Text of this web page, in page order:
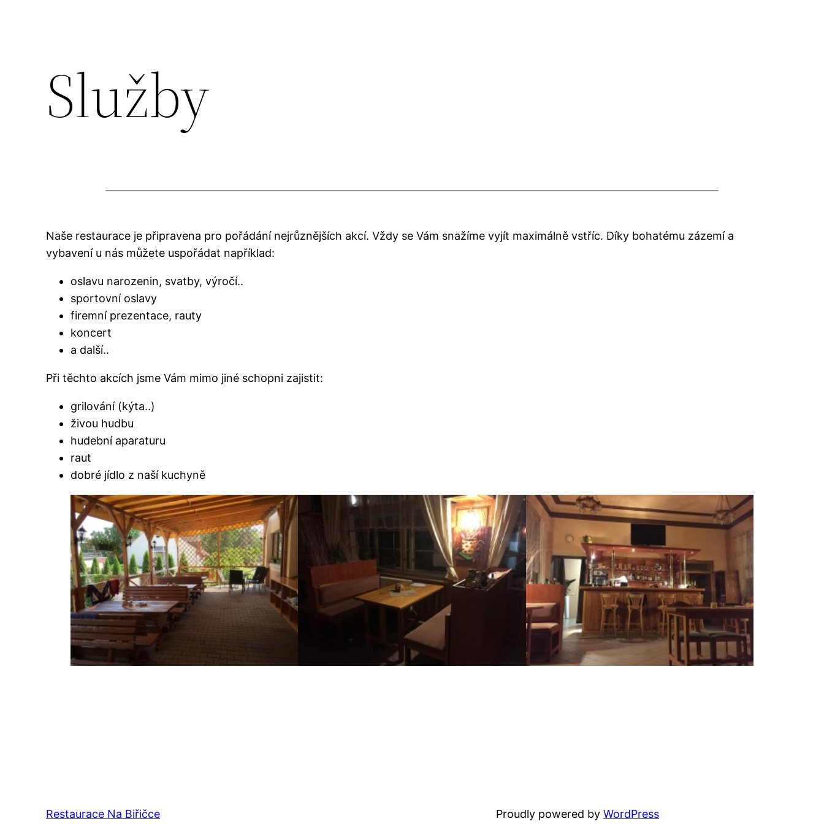
Služby
Naše restaurace je připravena pro pořádání nejrůznějších akcí. Vždy se Vám snažíme vyjít maximálně vstříc. Díky bohatému zázemí a
vybavení u nás můžete uspořádat například:
oslavu narozenin, svatby, výročí..
sportovní oslavy
firemní prezentace, rauty
koncert
a další..
Při těchto akcích jsme Vám mimo jiné schopni zajistit:
grilování (kýta..)
živou hudbu
hudební aparaturu
raut
dobré jídlo z naší kuchyně
Restaurace Na Biřičce Proudly powered byWordPress